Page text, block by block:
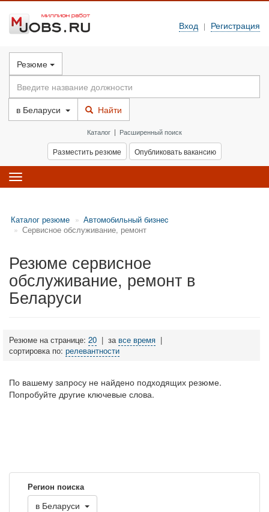
Вход | Регистрация
Резюме
в Беларуси Найти
Каталог | Расширенный поиск
Разместить резюме Опубликовать вакансию
Toggle
navigation
Каталог резюме
Автомобильный бизнеc
Сервисное обслуживание, ремонт
Резюме сервисное
обслуживание, ремонт в
Беларуси
Резюме на странице: 20 | за все время |
сортировка по: релевантности
По вашему запросу не найдено подходящих резюме.
Попробуйте другие ключевые слова.
Регион поиска
в Беларуси